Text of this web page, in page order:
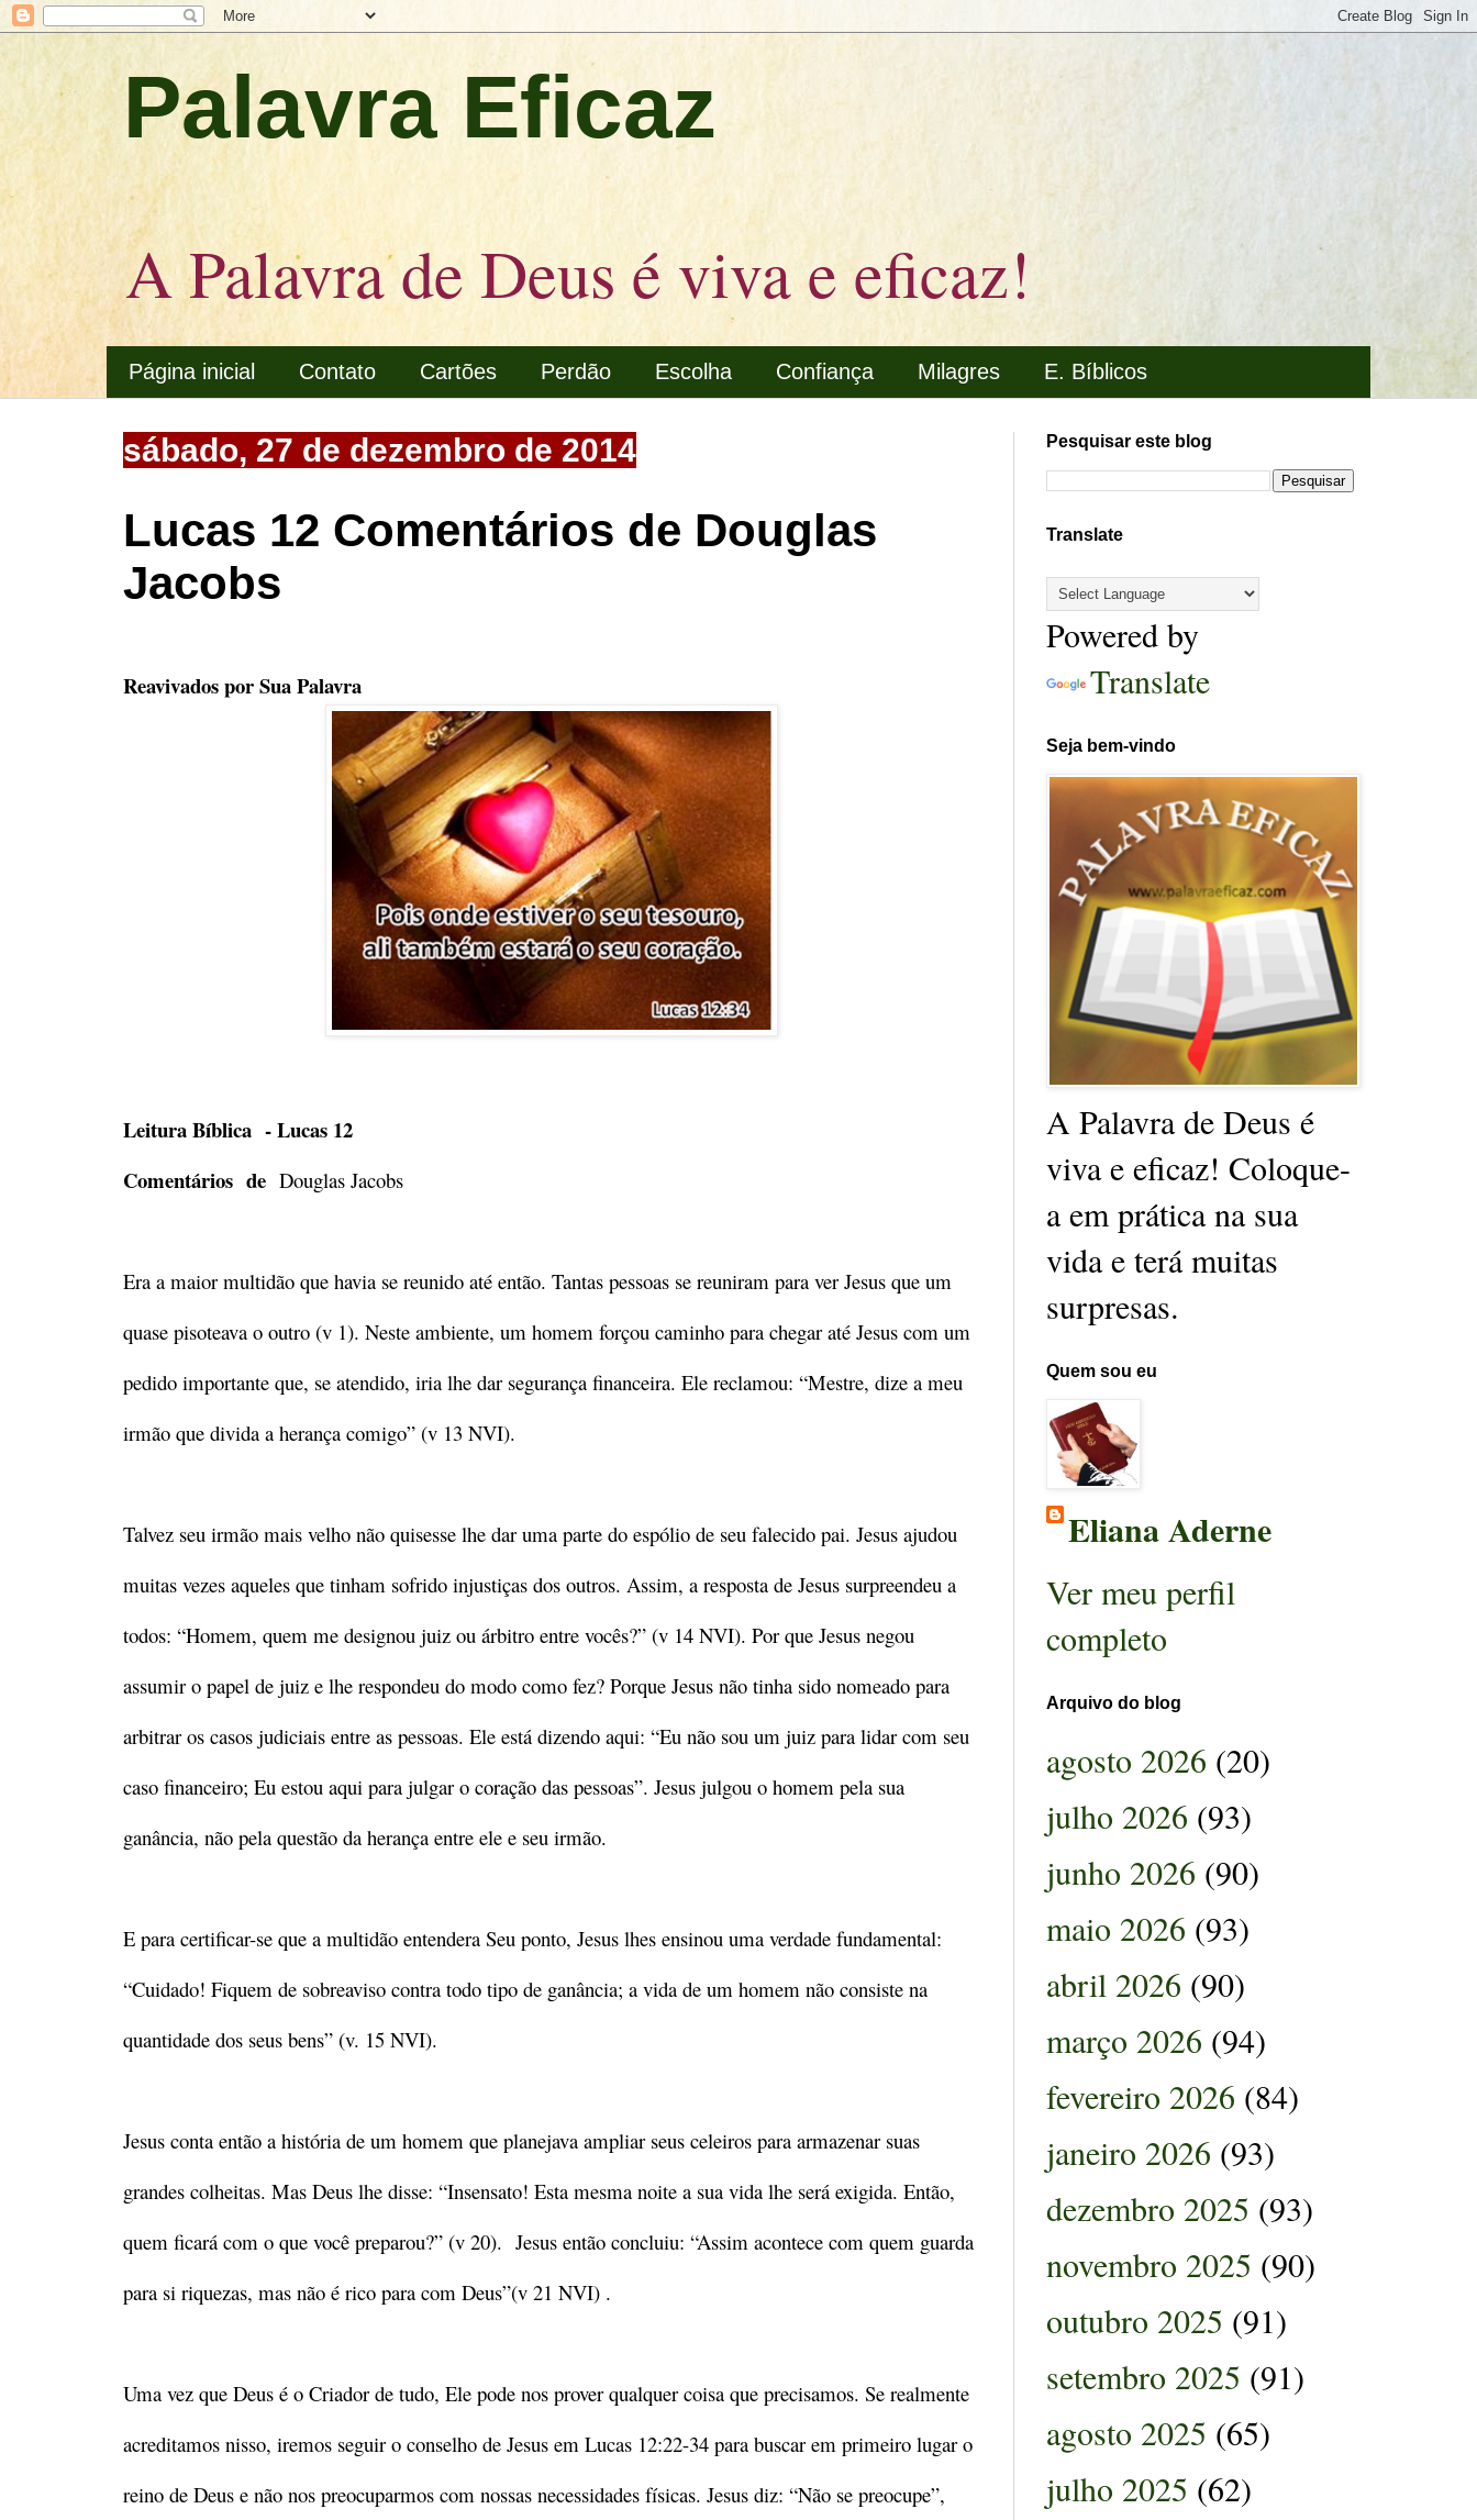
Palavra Eficaz
A Palavra de Deus é viva e eficaz!
Página inicial Contato Cartões Perdão Escolha Confiança Milagres E. Bíblicos
sábado, 27 de dezembro de 2014
Lucas 12 Comentários de Douglas
Jacobs
Reavivados por Sua Palavra
Leitura Bíblica - Lucas 12
Comentários de Douglas Jacobs
Era a maior multidão que havia se reunido até então. Tantas pessoas se reuniram para ver Jesus que um
quase pisoteava o outro (v 1). Neste ambiente, um homem forçou caminho para chegar até Jesus com um
pedido importante que, se atendido, iria lhe dar segurança financeira. Ele reclamou: “Mestre, dize a meu
irmão que divida a herança comigo” (v 13 NVI).
Talvez seu irmão mais velho não quisesse lhe dar uma parte do espólio de seu falecido pai. Jesus ajudou
muitas vezes aqueles que tinham sofrido injustiças dos outros. Assim, a resposta de Jesus surpreendeu a
todos: “Homem, quem me designou juiz ou árbitro entre vocês?” (v 14 NVI). Por que Jesus negou
assumir o papel de juiz e lhe respondeu do modo como fez? Porque Jesus não tinha sido nomeado para
arbitrar os casos judiciais entre as pessoas. Ele está dizendo aqui: “Eu não sou um juiz para lidar com seu
caso financeiro; Eu estou aqui para julgar o coração das pessoas”. Jesus julgou o homem pela sua
ganância, não pela questão da herança entre ele e seu irmão.
E para certificar-se que a multidão entendera Seu ponto, Jesus lhes ensinou uma verdade fundamental:
“Cuidado! Fiquem de sobreaviso contra todo tipo de ganância; a vida de um homem não consiste na
quantidade dos seus bens” (v. 15 NVI).
Jesus conta então a história de um homem que planejava ampliar seus celeiros para armazenar suas
grandes colheitas. Mas Deus lhe disse: “Insensato! Esta mesma noite a sua vida lhe será exigida. Então,
quem ficará com o que você preparou?” (v 20). Jesus então concluiu: “Assim acontece com quem guarda
para si riquezas, mas não é rico para com Deus”(v 21 NVI) .
Uma vez que Deus é o Criador de tudo, Ele pode nos prover qualquer coisa que precisamos. Se realmente
acreditamos nisso, iremos seguir o conselho de Jesus em Lucas 12:22-34 para buscar em primeiro lugar o
reino de Deus e não nos preocuparmos com nossas necessidades físicas. Jesus diz: “Não se preocupe”,
Pesquisar este blog
Translate
Powered by
Translate
Seja bem-vindo
A Palavra de Deus é
viva e eficaz! Coloque-
a em prática na sua
vida e terá muitas
surpresas.
Quem sou eu
Eliana Aderne
Ver meu perfil
completo
Arquivo do blog
agosto 2026 (20)
julho 2026 (93)
junho 2026 (90)
maio 2026 (93)
abril 2026 (90)
março 2026 (94)
fevereiro 2026 (84)
janeiro 2026 (93)
dezembro 2025 (93)
novembro 2025 (90)
outubro 2025 (91)
setembro 2025 (91)
agosto 2025 (65)
julho 2025 (62)